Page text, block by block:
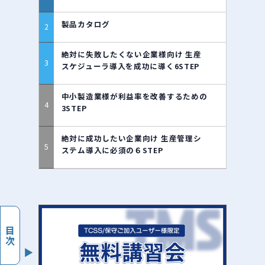
目次
製品カタログ
絶対に失敗したくない企業様向け 生産
スケジューラ導入を成功に導く6STEP
中小製造業様が利益率を改善するための
3STEP
絶対に成功したい企業向け 生産管理シ
ステム導入に必須の６STEP